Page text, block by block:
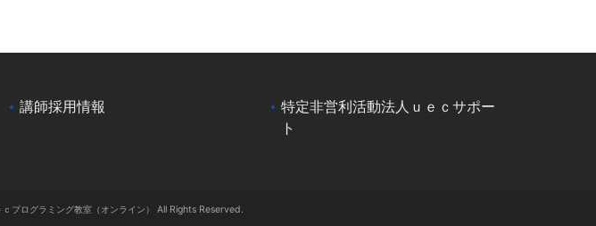
講師採用情報
特定非営利活動法人ｕｅｃサポー
ト
プログラミング教室（オンライン） All Rights Reserved.